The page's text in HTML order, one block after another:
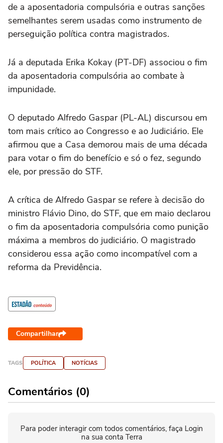
de a aposentadoria compulsória e outras sanções
semelhantes serem usadas como instrumento de
perseguição política contra magistrados.
Já a deputada Erika Kokay (PT-DF) associou o fim
da aposentadoria compulsória ao combate à
impunidade.
O deputado Alfredo Gaspar (PL-AL) discursou em
tom mais crítico ao Congresso e ao Judiciário. Ele
afirmou que a Casa demorou mais de uma década
para votar o fim do benefício e só o fez, segundo
ele, por pressão do STF.
A crítica de Alfredo Gaspar se refere à decisão do
ministro Flávio Dino, do STF, que em maio declarou
o fim da aposentadoria compulsória como punição
máxima a membros do judiciário. O magistrado
considerou essa ação como incompatível com a
reforma da Previdência.
Compartilhar
TAGS POLÍTICA NOTÍCIAS
Comentários (0)
Para poder interagir com todos comentários, faça Login
na sua conta Terra